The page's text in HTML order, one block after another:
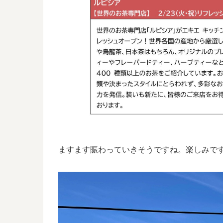
ますます賑わっていきそうですね。楽しみで